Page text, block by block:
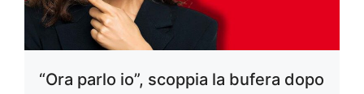
“Ora parlo io”, scoppia la bufera dopo